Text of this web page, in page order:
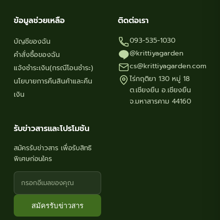
ข้อมูลช่วยเหลือ
บัญชีของฉัน
คำสั่งซื้อของฉัน
แจ้งชำระเงิน(กรณีโอนชำระ)
นโยบายการคืนสินค้าและคืน
เงิน
ติดต่อเรา
093-535-1030
@krittiyagarden
cs@krittiyagarden.com
ไร่กฤติยา 130 หมู่ 18
ต.เชียงยืน อ.เชียงยืน
จ.มหาสารคาม 44160
รับข่าวสารและโปรโมชัน
สมัครรับข่าวสาร เพื่อรับสิทธิ
พิเศษก่อนใคร
สมัครรับข่าวสาร